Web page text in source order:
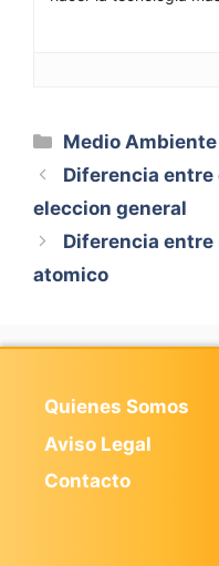
Categorías
Medio Ambiente
Diferencia
eleccion general
Diferencia entre
atomico
Quienes Somos
Aviso Legal
Contacto